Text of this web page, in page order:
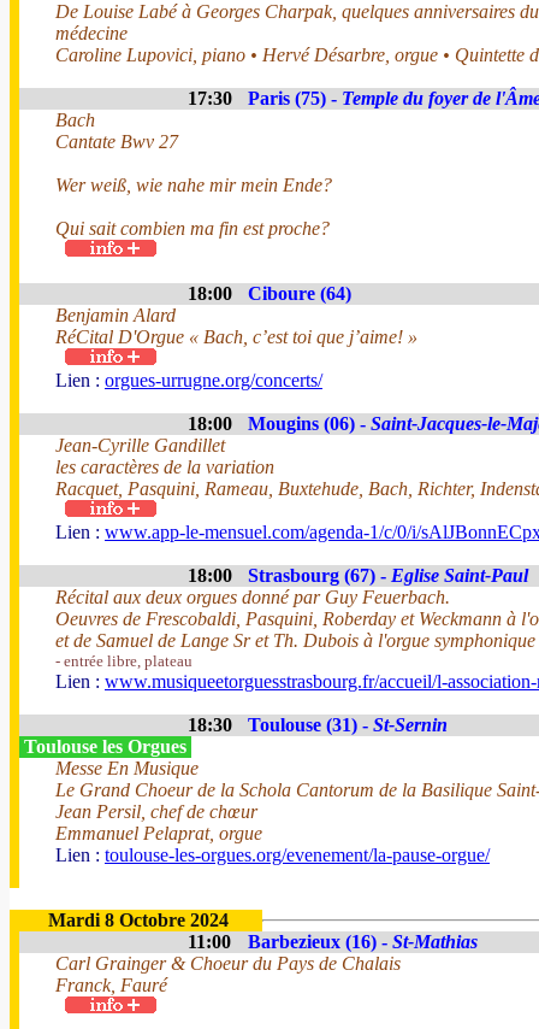
De Louise Labé à Georges Charpak, quelques anniversaires
médecine
Caroline Lupovici, piano • Hervé Désarbre, orgue • Quintette
17:30 Paris (75) - Temple du foyer de
Bach
Cantate Bwv 27
Wer weiß, wie nahe mir mein Ende?
Qui sait combien ma fin est proche?
18:00
Ciboure (64)
Benjamin Alard
RéCital D'Orgue « Bach, c’est toi que j’aime! »
Lien : orgues-urrugne.org/concerts/
18:00 Mougins (06) - Saint-Jacques-le-
Jean-Cyrille Gandillet
les caractères de la variation
Racquet, Pasquini, Rameau, Buxtehude, Bach, Richter,
Lien : www.app-le-mensuel.com/agenda-1/c/0/i/
18:00 Strasbourg (67) - Eglise Saint-Paul
Récital aux deux orgues donné par Guy Feuerbach.
Oeuvres de Frescobaldi, Pasquini, Roberday et Weckmann à
et de Samuel de Lange Sr et Th. Dubois à l'orgue symphonique
- entrée libre, plateau
Lien : www.musiqueetorguesstrasbourg.fr/accueil/l-
18:30 Toulouse (31) - St-Sernin
Toulouse les Orgues
Messe En Musique
Le Grand Choeur de la Schola Cantorum de la Basilique
Jean Persil, chef de chœur
Emmanuel Pelaprat, orgue
Lien : toulouse-les-orgues.org/evenement/la-pause-orgue/
Mardi 8 Octobre 2024
11:00
Barbezieux (16) - St-Mathias
Carl Grainger & Choeur du Pays de Chalais
Franck, Fauré